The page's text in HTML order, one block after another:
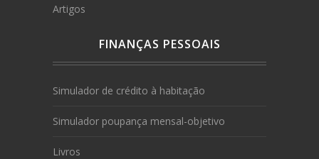
Artigos
FINANÇAS PESSOAIS
Simulador de crédito à habitação
Simulador poupança mensal-objetivo
Livros